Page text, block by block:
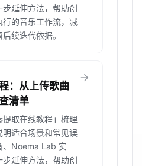
延伸方法，帮助创
的音乐工作流，减
续迭代依据。
：从上传歌曲
清单
取在线教程」梳理
适合场景和常见误
、Noema Lab 实
延伸方法，帮助创
arrow_forward